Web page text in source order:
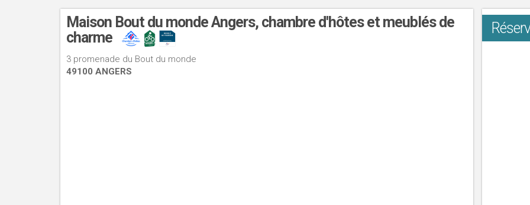
Maison Bout du monde Angers, chambre d'hôtes et meublés de
charme
3 promenade du Bout du monde
49100 ANGERS